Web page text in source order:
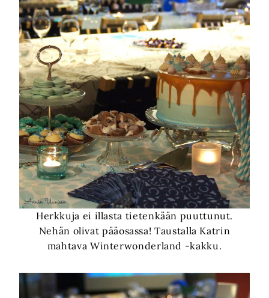
Herkkuja ei illasta tietenkään puuttunut.
Nehän olivat pääosassa! Taustalla Katrin
mahtava Winterwonderland -kakku.